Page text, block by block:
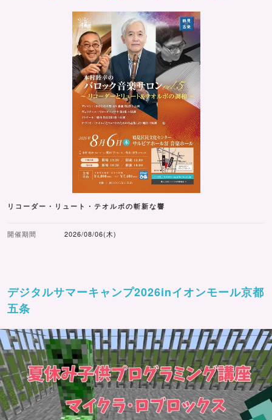
リコーダー・リュート・テオルボの斬新な響
開催期間 2026/08/06(木)
デジタルサマーキャンプ2026inイオンモール京都
五条